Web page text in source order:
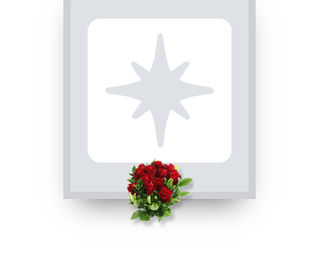
Caraglio, Chiesa di San Carlo / Parrocchia di Paschera
INVIA CONDOGLIANZE